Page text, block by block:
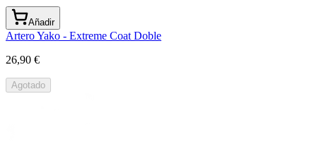
Añadir
Artero Yako - Extreme Coat Doble
26,90 €
Agotado